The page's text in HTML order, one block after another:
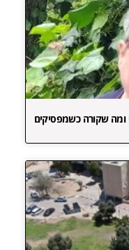
ומה שקורה כשמפסיקים